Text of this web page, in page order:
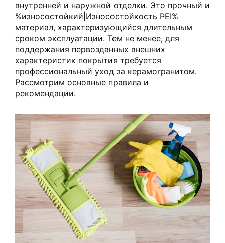
внутренней и наружной отделки. Это прочный и
%износостойкий|Износостойкость PEI%
материал, характеризующийся длительным
сроком эксплуатации. Тем не менее, для
поддержания первозданных внешних
характеристик покрытия требуется
профессиональный уход за керамогранитом.
Рассмотрим основные правила и
рекомендации.